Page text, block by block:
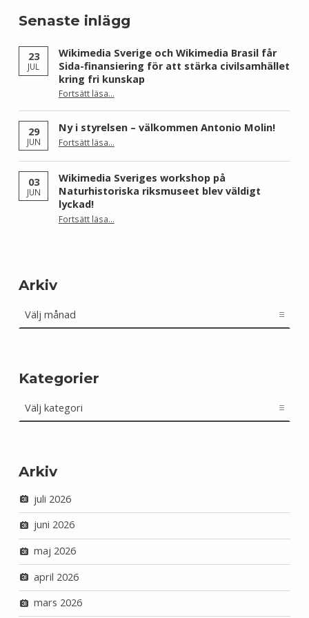
Senaste inlägg
23
JUL
Wikimedia Sverige och Wikimedia Brasil får
Sida-finansiering för att stärka civilsamhället
kring fri kunskap
Fortsätt läsa“Wikimedia Sverige och Wikimedia Brasil får Sida-finansiering för att stärka civilsamhället kring fri kunskap”
…
29
JUN
Ny i styrelsen – välkommen Antonio Molin!
Fortsätt läsa“Ny i styrelsen – välkommen Antonio Molin!”
…
03
JUN
Wikimedia Sveriges workshop på
Naturhistoriska riksmuseet blev väldigt
lyckad!
Fortsätt läsa“Wikimedia Sveriges workshop på Naturhistoriska riksmuseet blev väldigt lyckad!”
…
Arkiv
Kategorier
Arkiv
juli 2026
juni 2026
maj 2026
april 2026
mars 2026